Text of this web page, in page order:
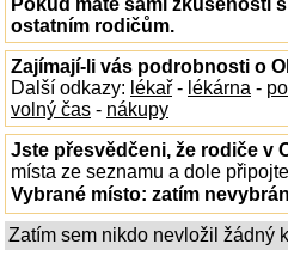
ostatním rodičům.
Zajímají-li vás podrobnosti o
Další odkazy: lékař - lékárna -
volný čas - nákupy
Jste přesvědčeni, že rodiče v
místa ze seznamu a dole
Vybrané místo: zatím
Zatím sem nikdo nevložil žádný